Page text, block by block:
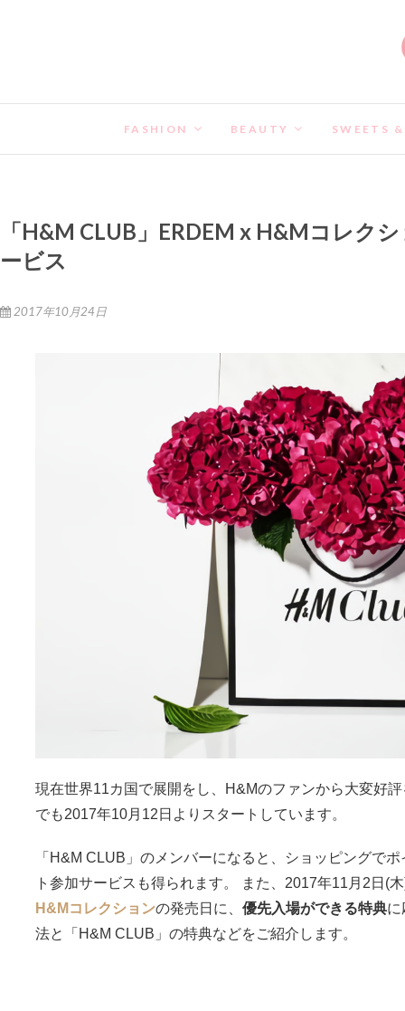
FASHION BEAUTY SWEETS
「H&M CLUB」ERDEM x H&Mコレク
ービス
2017年10月24日
現在世界11カ国で展開をし、H&Mのファンから大変好
でも2017年10月12日よりスタートしています。
「H&M CLUB」のメンバーになると、ショッピングで
ト参加サービスも得られます。 また、2017年11月2日(
H&Mコレクションの発売日に、 優先入場ができる特典に
法と「H&M CLUB」の特典などをご紹介します。